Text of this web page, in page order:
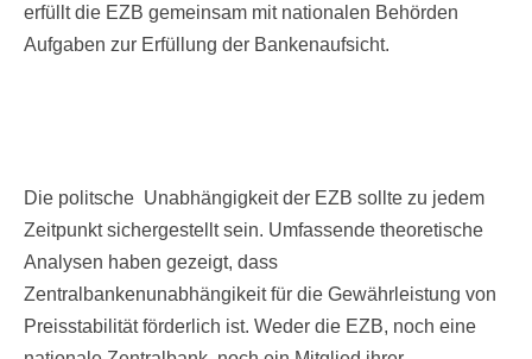
erfüllt die EZB gemeinsam mit nationalen Behörden
Aufgaben zur Erfüllung der Bankenaufsicht.
Die politsche Unabhängigkeit der EZB sollte zu jedem
Zeitpunkt sichergestellt sein. Umfassende theoretische
Analysen haben gezeigt, dass
Zentralbankenunabhängikeit für die Gewährleistung von
Preisstabilität förderlich ist. Weder die EZB, noch eine